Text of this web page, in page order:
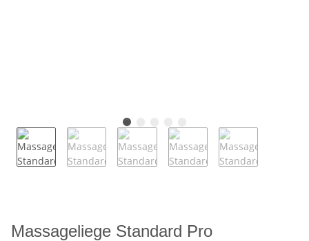
Massageliege Standard Pro